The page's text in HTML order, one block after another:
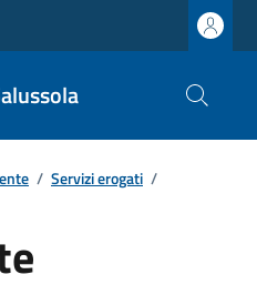
/ Servizi erogati /